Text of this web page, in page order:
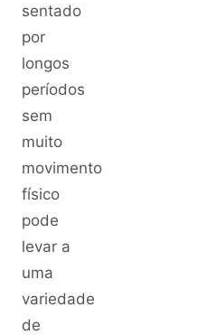
sentado
por
longos
períodos
sem
muito
movimento
físico
pode
levar a
uma
variedade
de